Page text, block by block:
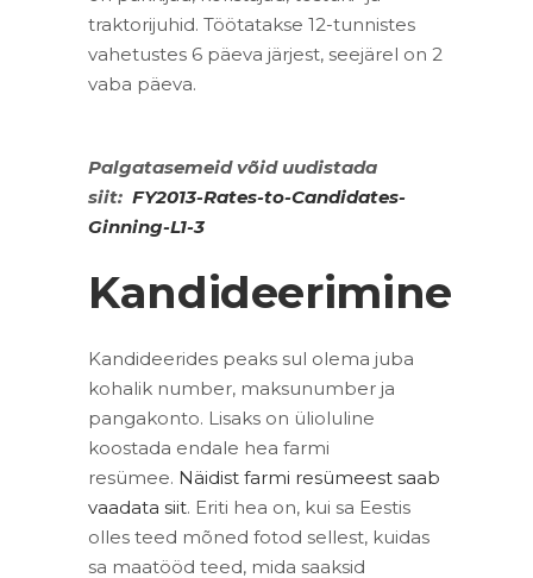
traktorijuhid. Töötatakse 12-tunnistes
vahetustes 6 päeva järjest, seejärel on 2
vaba päeva.
Palgatasemeid võid uudistada
siit: FY2013-Rates-to-Candidates-
Ginning-L1-3
Kandideerimine
Kandideerides peaks sul olema juba
kohalik number, maksunumber ja
pangakonto. Lisaks on ülioluline
koostada endale hea farmi
resümee. Näidist farmi resümeest saab
vaadata siit. Eriti hea on, kui sa Eestis
olles teed mõned fotod sellest, kuidas
sa maatööd teed, mida saaksid